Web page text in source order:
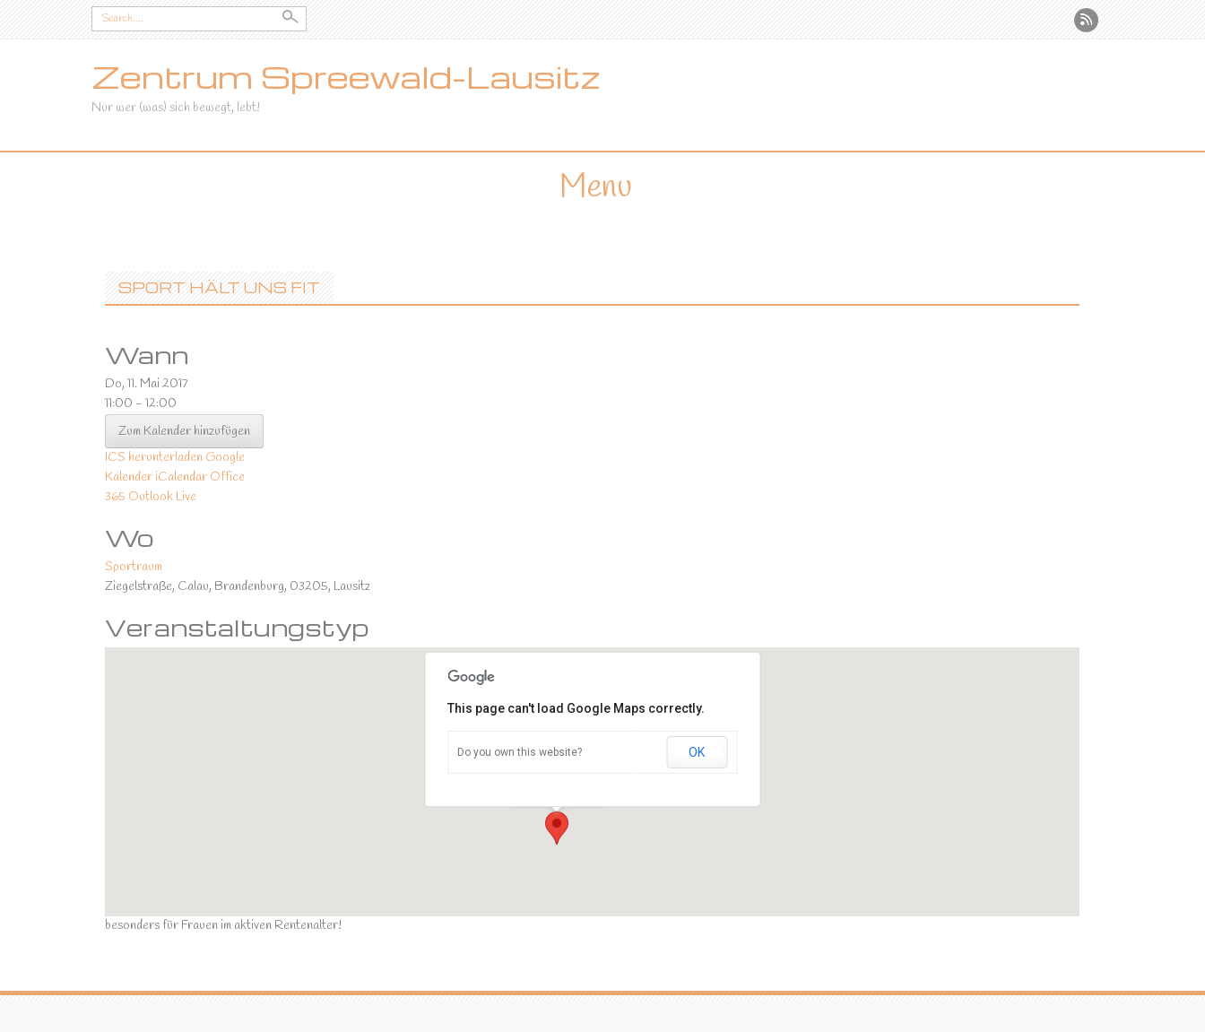
Search
for:
Zentrum Spreewald-Lausitz
Nur wer (was) sich bewegt, lebt!
Menu
SPORT HÄLT UNS FIT
Wann
Do, 11. Mai 2017
11:00 - 12:00
Zum Kalender hinzufügen
ICS herunterladen Google
Kalender iCalendar Office
365 Outlook Live
Wo
Sportraum
Ziegelstraße, Calau, Brandenburg, 03205, Lausitz
Veranstaltungstyp
Sportraum
This page can't load Google Maps correctly.
Do you own this website? OK
besonders für Frauen im aktiven Rentenalter!